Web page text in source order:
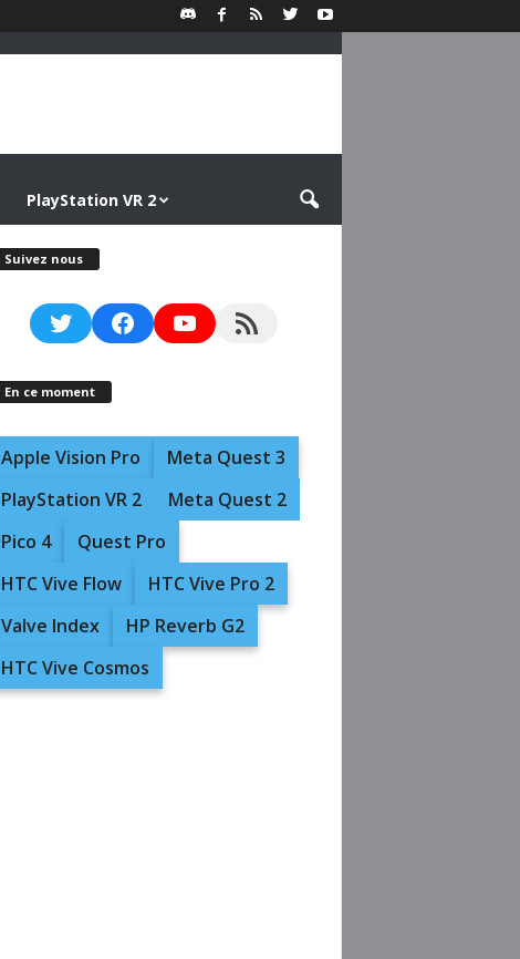
PlayStation VR 2
Suivez nous
TwitterFacebookYouTubeRSS Feed
En ce moment
Apple Vision Pro
Meta Quest 3
PlayStation VR 2
Meta Quest 2
Pico 4
Quest Pro
HTC Vive Flow
HTC Vive Pro 2
Valve Index
HP Reverb G2
HTC Vive Cosmos